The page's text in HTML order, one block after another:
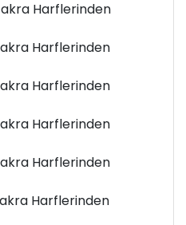
Harflerinden
Harflerinden
Harflerinden
Harflerinden
Harflerinden
Harflerinden